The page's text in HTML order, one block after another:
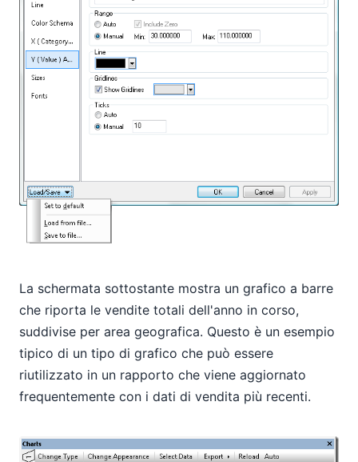
La schermata sottostante mostra un grafico a barre
che riporta le vendite totali dell'anno in corso,
suddivise per area geografica. Questo è un esempio
tipico di un tipo di grafico che può essere
riutilizzato in un rapporto che viene aggiornato
frequentemente con i dati di vendita più recenti.